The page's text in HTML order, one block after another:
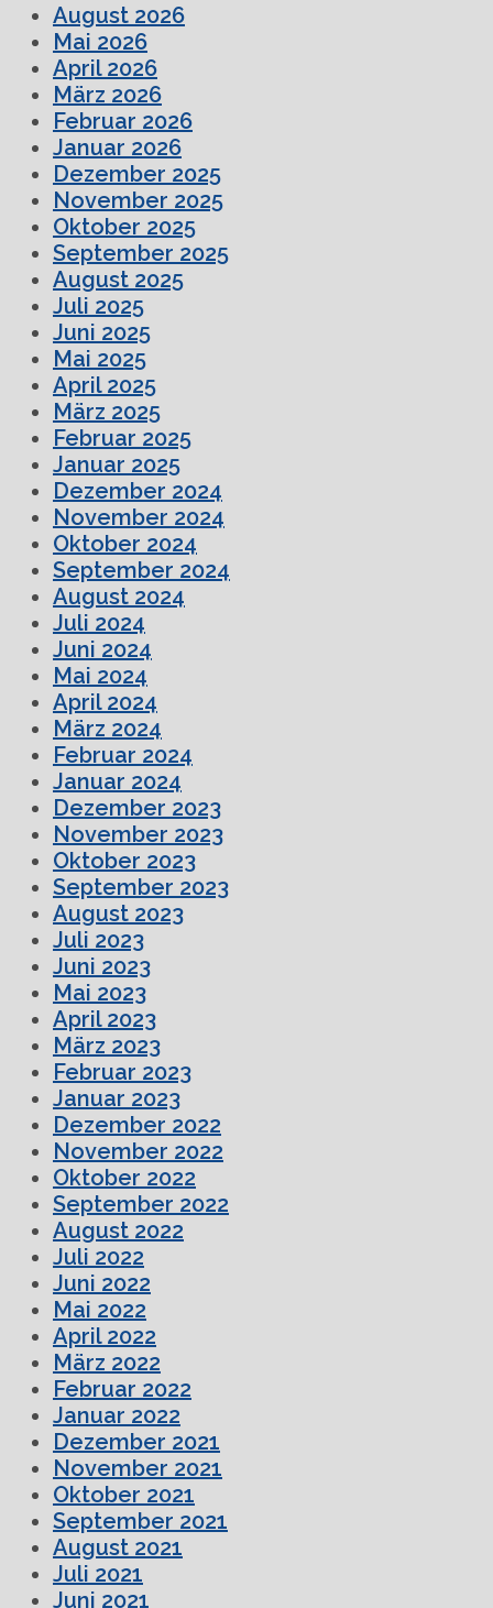
August 2026
Mai 2026
April 2026
März 2026
Februar 2026
Januar 2026
Dezember 2025
November 2025
Oktober 2025
September 2025
August 2025
Juli 2025
Juni 2025
Mai 2025
April 2025
März 2025
Februar 2025
Januar 2025
Dezember 2024
November 2024
Oktober 2024
September 2024
August 2024
Juli 2024
Juni 2024
Mai 2024
April 2024
März 2024
Februar 2024
Januar 2024
Dezember 2023
November 2023
Oktober 2023
September 2023
August 2023
Juli 2023
Juni 2023
Mai 2023
April 2023
März 2023
Februar 2023
Januar 2023
Dezember 2022
November 2022
Oktober 2022
September 2022
August 2022
Juli 2022
Juni 2022
Mai 2022
April 2022
März 2022
Februar 2022
Januar 2022
Dezember 2021
November 2021
Oktober 2021
September 2021
August 2021
Juli 2021
Juni 2021